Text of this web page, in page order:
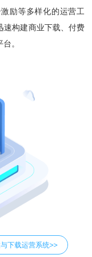
励等多样化的运营工
速构建商业下载、付费
。
下载运营系统>>